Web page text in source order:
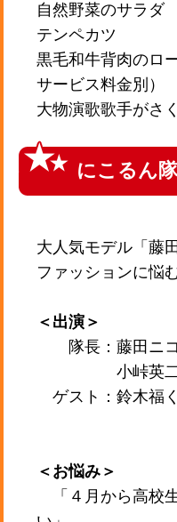
自然野菜のサラダ
テンペカツ
黒毛和牛背肉のロ
サービス料金別）
大物演歌歌手がさ
にこるん
大人気モデル「藤
ファッションに悩
＜出演＞
隊長：藤田ニ
小峠英
ゲスト：鈴木福
＜お悩み＞
「４月から高校